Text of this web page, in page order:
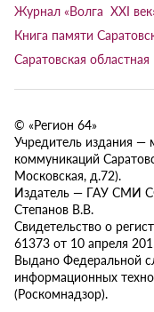
Журнал «Волга XXI
Книга памяти
Саратовская областная
© «Регион 64»
Учредитель издания —
коммуникаций
Московская, д.72).
Издатель — ГАУ СМИ
Степанов В.В.
Свидетельство о
61373 от 10 апреля
Выдано Федеральной
информационных
(Роскомнадзор).